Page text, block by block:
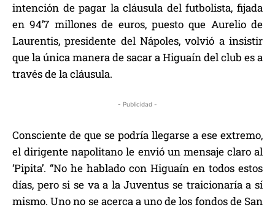
intención de pagar la cláusula del futbolista, fijada
en 94’7 millones de euros, puesto que Aurelio de
Laurentis, presidente del Nápoles, volvió a insistir
que la única manera de sacar a Higuaín del club es a
través de la cláusula.
- Publicidad -
Consciente de que se podría llegarse a ese extremo,
el dirigente napolitano le envió un mensaje claro al
‘Pipita’. “No he hablado con Higuaín en todos estos
días, pero si se va a la Juventus se traicionaría a sí
mismo. Uno no se acerca a uno de los fondos de San